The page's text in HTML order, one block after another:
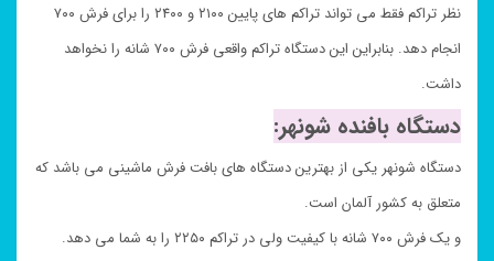
نظر تراکم فقط می تواند تراکم های پایین ۲۱۰۰ و ۲۴۰۰ را برای فرش ۷۰۰
انجام دهد. بنابراین این دستگاه تراکم واقعی فرش ۷۰۰ شانه را نخواهد
داشت.
دستگاه بافنده شونهر:
دستگاه شونهر یکی از بهترین دستگاه های بافت فرش ماشینی می باشد که
متعلق به کشور آلمان است.
و یک فرش ۷۰۰ شانه با کیفیت ولی در تراکم ۲۲۵۰ را به شما می دهد.